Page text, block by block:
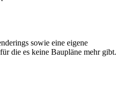
sowie eine eigene
die es keine Baupläne mehr gibt.